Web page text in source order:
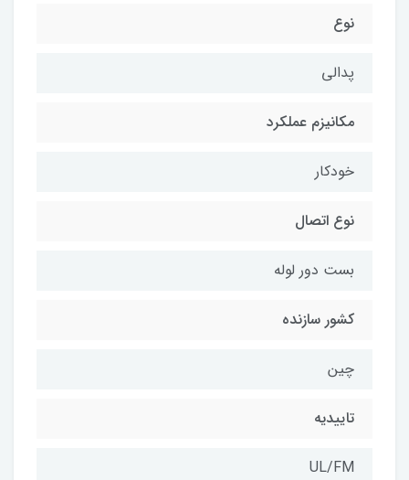
نوع
پدالی
مکانیزم عملکرد
خودکار
نوع اتصال
بست دور لوله
کشور سازنده
چین
تاییدیه
UL/FM